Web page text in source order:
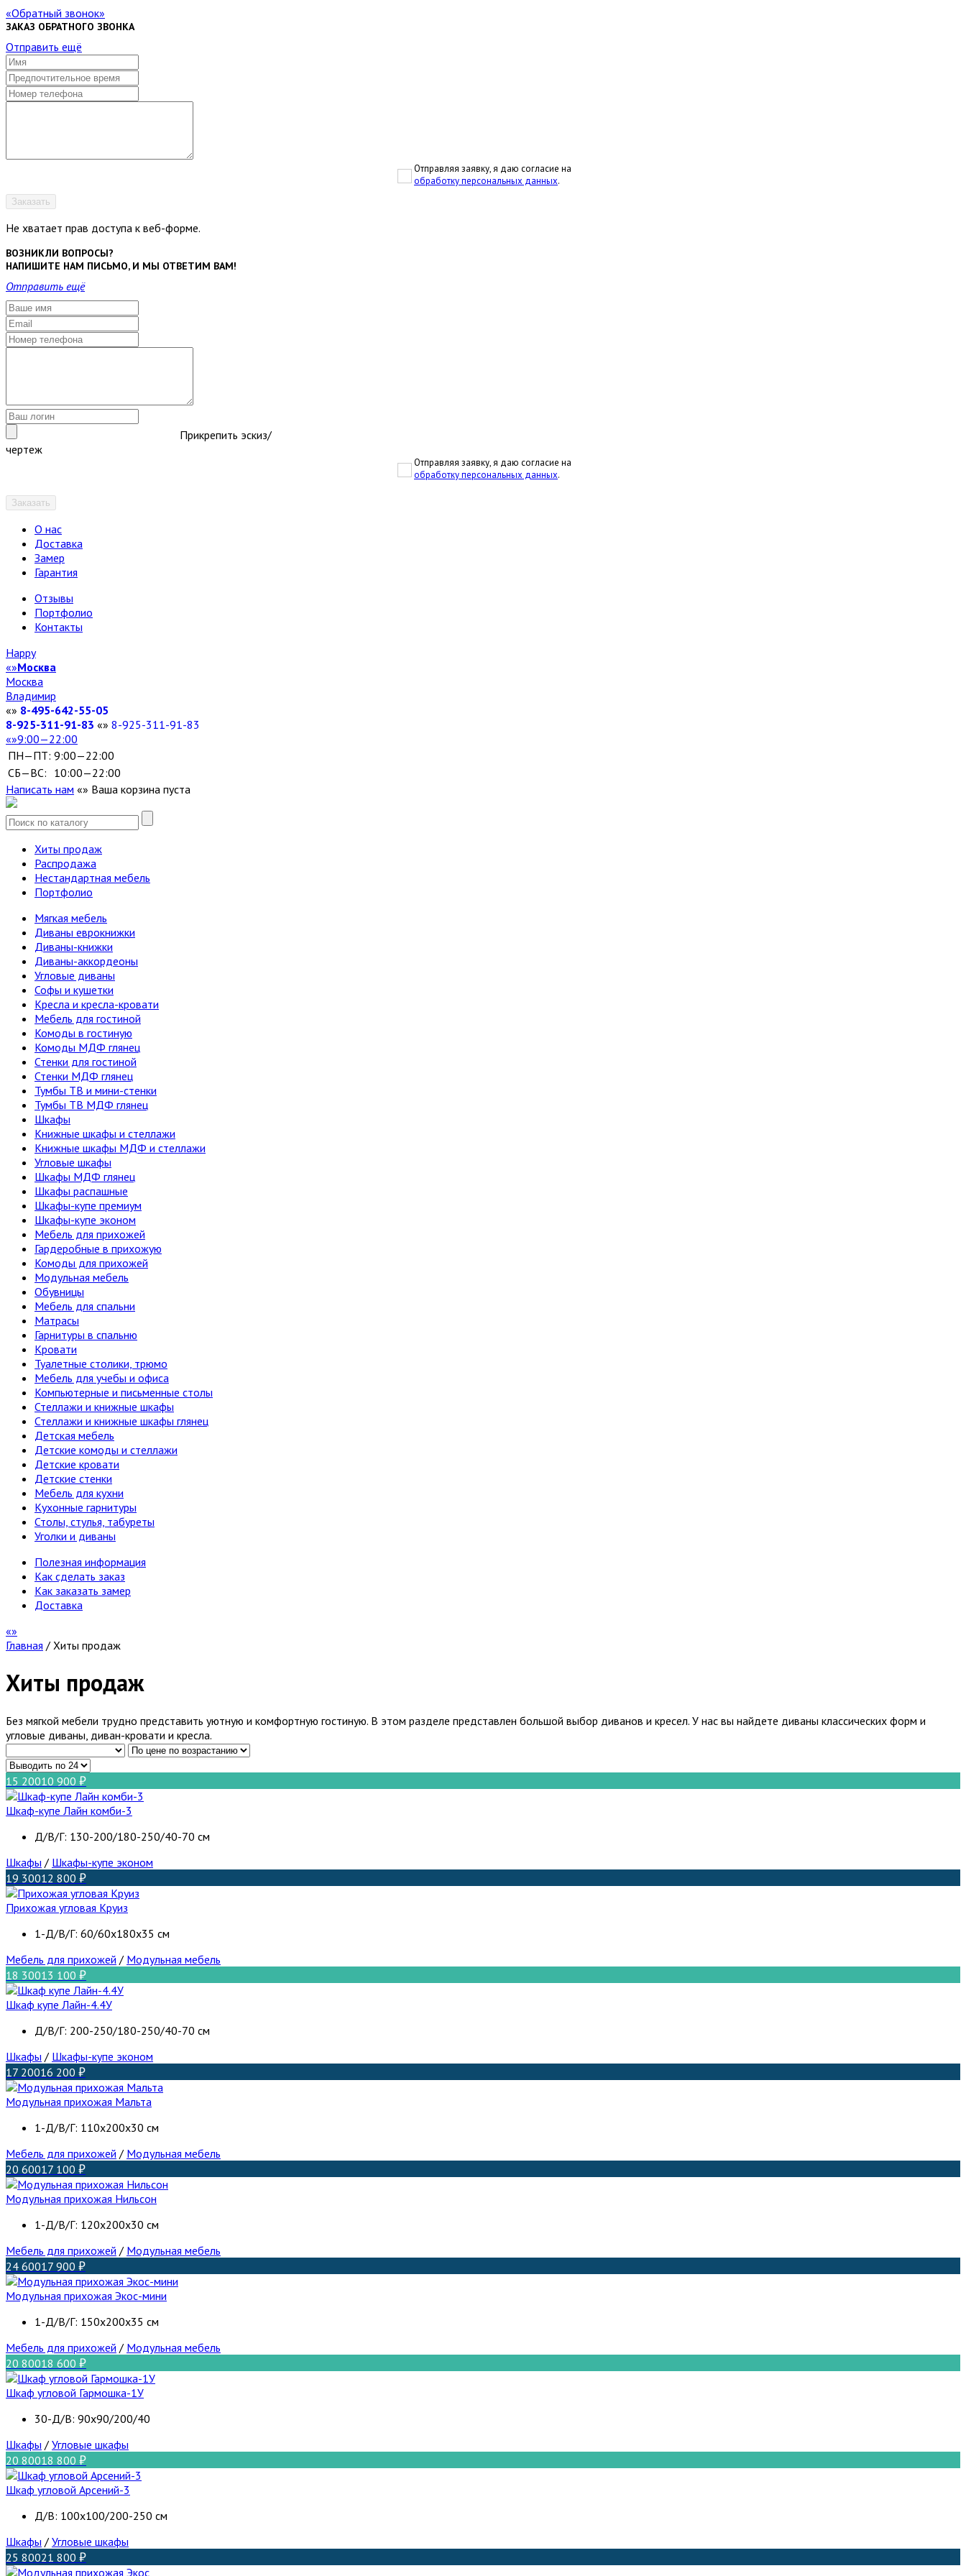
Обратный звонок
ЗАКАЗ ОБРАТНОГО ЗВОНКА
Отправить ещё
Отправляя заявку, я даю согласие на
обработку персональных данных.
Заказать
Не хватает прав доступа к веб-форме.
ВОЗНИКЛИ ВОПРОСЫ?
НАПИШИТЕ НАМ ПИСЬМО, И МЫ ОТВЕТИМ ВАМ!
Отправить ещё
Прикрепить эскиз/
чертеж
Отправляя заявку, я даю согласие на
обработку персональных данных.
Заказать
О нас
Доставка
Замер
Гарантия
Отзывы
Портфолио
Контакты
Happy
Москва
Москва
Владимир
8-495-642-55-05
8-925-311-91-83
8-925-311-91-83
9:00—22:00
ПН—ПТ: 9:00—22:00
СБ—ВС: 10:00—22:00
Написать нам
Ваша корзина пуста
Хиты продаж
Распродажа
Нестандартная мебель
Портфолио
Мягкая мебель
Диваны еврокнижки
Диваны-книжки
Диваны-аккордеоны
Угловые диваны
Софы и кушетки
Кресла и кресла-кровати
Мебель для гостиной
Комоды в гостиную
Комоды МДФ глянец
Стенки для гостиной
Стенки МДФ глянец
Тумбы ТВ и мини-стенки
Тумбы ТВ МДФ глянец
Шкафы
Книжные шкафы и стеллажи
Книжные шкафы МДФ и стеллажи
Угловые шкафы
Шкафы МДФ глянец
Шкафы распашные
Шкафы-купе премиум
Шкафы-купе эконом
Мебель для прихожей
Гардеробные в прихожую
Комоды для прихожей
Модульная мебель
Обувницы
Мебель для спальни
Матрасы
Гарнитуры в спальню
Кровати
Туалетные столики, трюмо
Мебель для учебы и офиса
Компьютерные и письменные столы
Стеллажи и книжные шкафы
Стеллажи и книжные шкафы глянец
Детская мебель
Детские комоды и стеллажи
Детские кровати
Детские стенки
Мебель для кухни
Кухонные гарнитуры
Столы, стулья, табуреты
Уголки и диваны
Полезная информация
Как сделать заказ
Как заказать замер
Доставка
Главная / Хиты продаж
Хиты продаж
Без мягкой мебели трудно представить уютную и комфортную гостиную. В этом разделе представлен большой выбор диванов и кресел. У нас вы найдете диваны классических форм и
угловые диваны, диван-кровати и кресла.
15 20010 900
Шкаф-купе Лайн комби-3
Д/В/Г: 130-200/180-250/40-70 см
Шкафы / Шкафы-купе эконом
19 30012 800
Прихожая угловая Круиз
1-Д/В/Г: 60/60x180x35 см
Мебель для прихожей / Модульная мебель
18 30013 100
Шкаф купе Лайн-4.4У
Д/В/Г: 200-250/180-250/40-70 см
Шкафы / Шкафы-купе эконом
17 20016 200
Модульная прихожая Мальта
1-Д/В/Г: 110x200x30 см
Мебель для прихожей / Модульная мебель
20 60017 100
Модульная прихожая Нильсон
1-Д/В/Г: 120x200x30 см
Мебель для прихожей / Модульная мебель
24 60017 900
Модульная прихожая Экос-мини
1-Д/В/Г: 150х200х35 см
Мебель для прихожей / Модульная мебель
20 80018 600
Шкаф угловой Гармошка-1У
30-Д/В: 90х90/200/40
Шкафы / Угловые шкафы
20 80018 800
Шкаф угловой Арсений-3
Д/В: 100х100/200-250 см
Шкафы / Угловые шкафы
25 80021 800